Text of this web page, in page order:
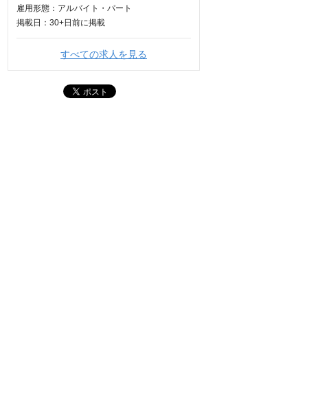
雇用形態：アルバイト・パート
掲載日： 30+日 前に掲載
すべての求人を見る